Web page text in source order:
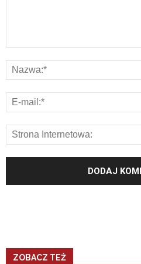
ZOBACZ TEŻ